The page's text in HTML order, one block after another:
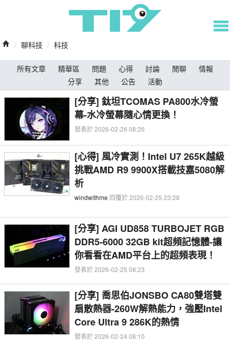
/ 聊科技 / 科技
所有文章 精華區 問題 心得 討論 閒聊
情報
分享
其他 公告 活動
[分享] 鈦坦TCOMAS PA800水冷螢
幕-水冷螢幕隨心情更換！
發表於 2026-02-26 08:26
[心得] 風冷實測！Intel U7 265K越級
挑戰AMD R9 9900X搭載技嘉5080解
析
windwithme 回覆於 2026-02-25 23:28
[分享] AGI UD858 TURBOJET RGB
DDR5-6000 32GB kit超頻記憶體-讓
你看看在AMD平台上的超頻表現！
發表於 2026-02-25 08:23
[分享] 喬思伯JONSBO CA80雙塔雙
扇散熱器-260W解熱能力，強壓Intel
Core Ultra 9 286K的熱情
發表於 2026-02-24 08:10